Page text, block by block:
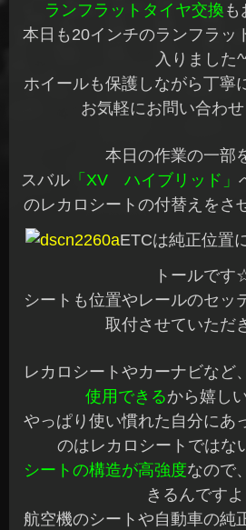
ランフラットタイヤ交換 も
本日も20インチのランフラッ
入りました
ホイールも保護しながら丁寧
お気軽にお問い合わ
本日の作業の一部
スバル 「XV ハイブリッド」
のレカロシートの付替えをさ
ETCは純正位置
トールです
シートも位置やレールのセッ
取付させていただ
レカロシートやカーナビなど、
使用できるから嬉し
やっぱり使い慣れた自分にあ
のはレカロシートではな
シートの構造が高強度なので
きるんですよ
航空機のシートや自動車の純